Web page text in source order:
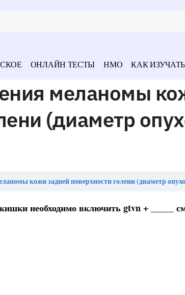
ОНЛАЙН ТЕСТЫ НМО КАК ИЗУЧАТЬ
меланомы
(диаметр
кожи задней поверхности голени (диаметр опухоли 2 см)
необходимо включить gtvn + _____